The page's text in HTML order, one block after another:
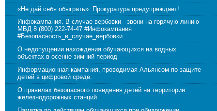
«Не дай себя обыграть». Прокуратура предупреждает!
Инфокампания. В случае вербовки - звони на горячую линию
МВД 8 (800) 222-74-47 #Инфокампания
#Безопасность_в_случае_вербовки
О недопущении нахождения обучающихся на водных
объектах в осенне-зимний период
Информационная кампания, проводимая Альянсом по защите
детей в цифровой среде.
О правилах безопасного поведения детей на территории
железнодорожных станций